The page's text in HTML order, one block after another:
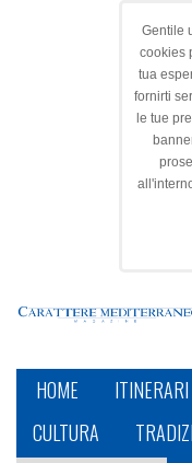
Gentile
cookies
tua
fornirti
le tue
HOME ITINERARI
CULTURA